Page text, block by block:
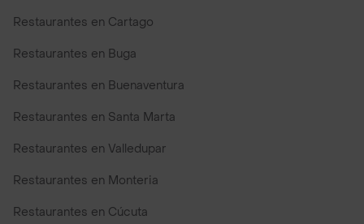
Restaurantes en Cartago
Restaurantes en Buga
Restaurantes en Buenaventura
Restaurantes en Santa Marta
Restaurantes en Valledupar
Restaurantes en Monteria
Restaurantes en Cúcuta